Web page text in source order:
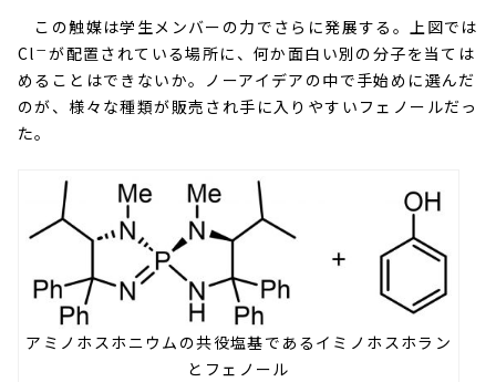
この触媒は学生メンバーの力でさらに発展する。上図では
Cl －が配置されている場所に、何か面白い別の分子を当ては
めることはできないか。ノーアイデアの中で手始めに選んだ
のが、様々な種類が販売され手に入りやすいフェノールだっ
た。
アミノホスホニウムの共役塩基であるイミノホスホラン
とフェノール